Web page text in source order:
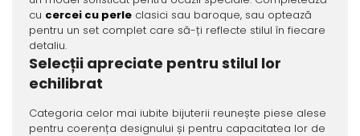
cu cercei cu perleclasici sau baroque, sau optează
pentru un set complet care să-ți reflecte stilul în fiecare
detaliu.
Selecții apreciate pentru stilul lor
echilibrat
Categoria celor mai iubite bijuterii reunește piese alese
pentru coerența designului și pentru capacitatea lor de